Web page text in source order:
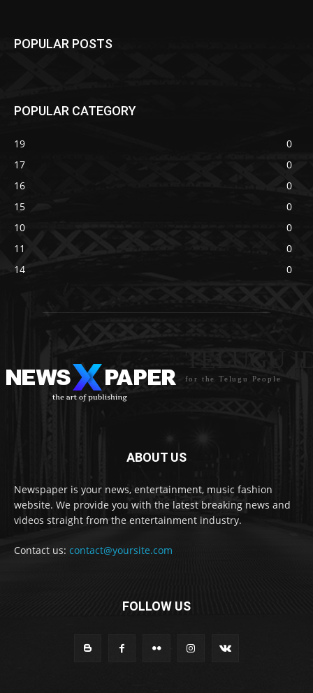
POPULAR POSTS
POPULAR CATEGORY
19
0
17
0
16
0
15
0
10
0
11
0
14
0
for the Telugu People
ABOUT US
Newspaper is your news, entertainment, music fashion
website. We provide you with the latest breaking news and
videos straight from the entertainment industry.
Contact us: contact@yoursite.com
FOLLOW US